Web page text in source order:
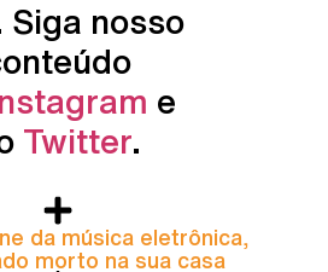
Siga nosso
e
Twitter.
da música eletrônica,
morto na sua casa